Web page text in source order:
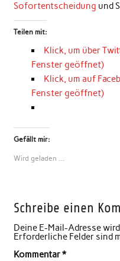
Sofortentscheidung und
Teilen mit:
Klick, um über
Fenster geöffnet)
Klick, um auf
Fenster geöffnet)
Gefällt mir:
Wird geladen …
Schreibe einen
Deine E-Mail-Adresse
Erforderliche Felder sind
Kommentar*